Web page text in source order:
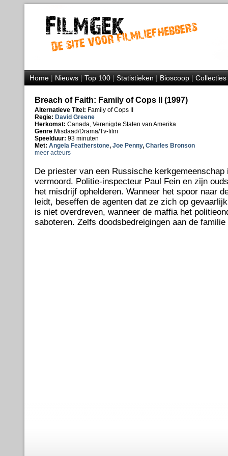
Home|Nieuws|Top 100|Statistieken|Bioscoop|Collecties
Breach of Faith: Family of Cops II (1997)
Alternatieve Titel: Family of Cops II
Regie: David Greene
Herkomst: Canada, Verenigde Staten van Amerika
Genre Misdaad/Drama/Tv-film
Speelduur: 93 minuten
Met: Angela Featherstone, Joe Penny, Charles Bronson
meer acteurs
De priester van een Russische
vermoord. Politie-inspecteur Paul Fein en zijn
het misdrijf ophelderen. Wanneer het spoor naar
leidt, beseffen de agenten dat ze zich op
is niet overdreven, wanneer de maffia het
saboteren. Zelfs doodsbedreigingen aan de